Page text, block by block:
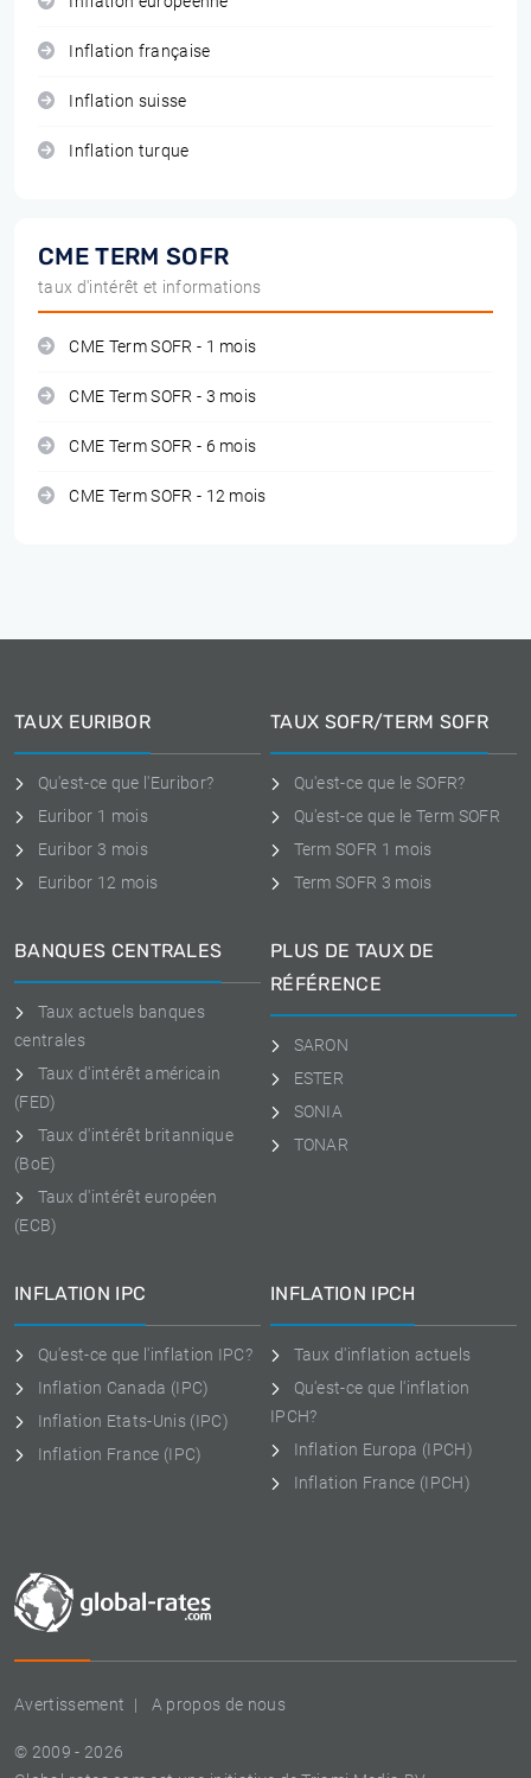
Inflation française
Inflation suisse
Inflation turque
CME TERM SOFR
taux d'intérêt et informations
CME Term SOFR - 1 mois
CME Term SOFR - 3 mois
CME Term SOFR - 6 mois
CME Term SOFR - 12 mois
Avertissement A propos de nous
© 2009 - 2026
TAUX EURIBOR
Qu'est-ce que l'Euribor?
Euribor 1 mois
Euribor 3 mois
Euribor 12 mois
TAUX SOFR/TERM SOFR
Qu'est-ce que le SOFR?
Qu'est-ce que le Term SOFR
Term SOFR 1 mois
Term SOFR 3 mois
BANQUES CENTRALES
Taux actuels banques
centrales
Taux d'intérêt américain
(FED)
Taux d'intérêt britannique
(BoE)
Taux d'intérêt européen
(ECB)
PLUS DE TAUX DE
RÉFÉRENCE
SARON
ESTER
SONIA
TONAR
INFLATION IPC
Qu'est-ce que l'inflation IPC?
Inflation Canada (IPC)
Inflation Etats-Unis (IPC)
Inflation France (IPC)
INFLATION IPCH
Taux d'inflation actuels
Qu'est-ce que l'inflation
IPCH?
Inflation Europa (IPCH)
Inflation France (IPCH)